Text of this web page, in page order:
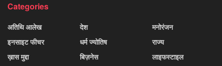
Categories
अतिथि आलेख
इनसाइट फीचर
ख़ास मुद्दा
देश
धर्म ज्योतिष
बिज़नेस
मनोरंजन
राज्य
लाइफस्टाइल